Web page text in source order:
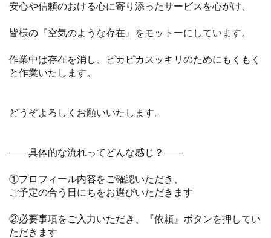
安心や信頼のおける心に寄り添ったサービスを心がけ、
皆様の『空気のような存在』をモットーにしています。
作業中は存在を消し、ピカピカスッキリのためにもくもく
と作業いたします。
どうぞよろしくお願いいたします。
——具体的な流れってどんな感じ？——
①プロフィール内容をご確認いただき、
ご予定の合う日にちをお選びいただきます
②必要事項をご入力いただき、『依頼』ボタンを押してい
ただきます